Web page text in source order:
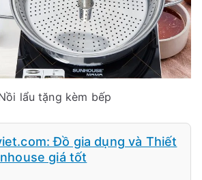
lẩu tặng kèm bếp
Đồ gia dụng và Thiết
giá tốt